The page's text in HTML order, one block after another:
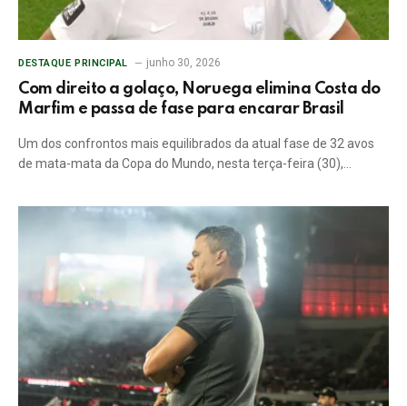
DESTAQUE PRINCIPAL junho 30, 2026
Com direito a golaço, Noruega elimina Costa do
Marfim e passa de fase para encarar Brasil
Um dos confrontos mais equilibrados da atual fase de 32 avos
de mata-mata da Copa do Mundo, nesta terça-feira (30),…